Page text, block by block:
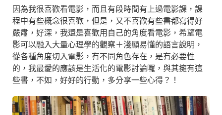
因為我很喜歡看電影，而且有段時間有上過電影課，課
程中有些概念很喜歡，但是，又不喜歡有些書都寫得好
嚴肅，好深，我還是喜歡用自己的角度看電影，希望電
影可以融入大量心理學的觀察＋淺顯易懂的語言說明，
從各種角度切入電影，有不同角色存在，是有必要性
的，我最愛的應該是生活化的電影討論囉，與其擁有這
些書，不如，好好的行動，多分享一些心得？！